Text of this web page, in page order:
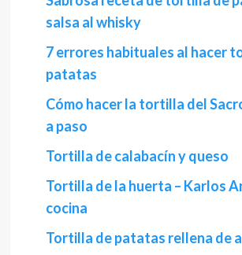
salsa al whisky
7 errores habituales al hacer
patatas
Cómo hacer la tortilla del
a paso
Tortilla de calabacín y queso
Tortilla de la huerta – Karlos
cocina
Tortilla de patatas rellena de